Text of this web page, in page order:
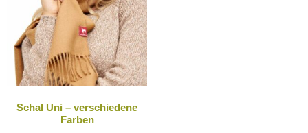
Schal Uni – verschiedene
Farben